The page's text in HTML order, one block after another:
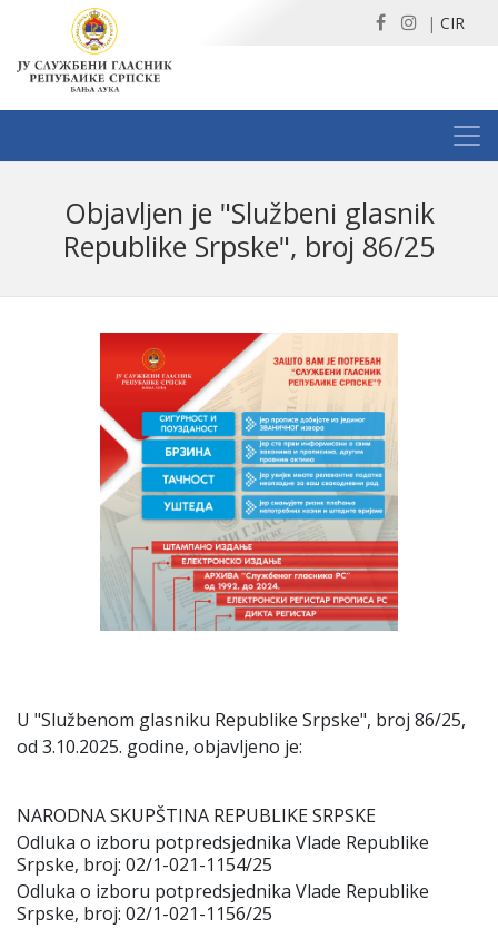
| CIR
Obјavljen јe "Službeni glasnik
Republike Srpske", broј 86/25
U "Službenom glasniku Republike Srpske", broј 86/25,
od 3.10.2025. godine, obјavljeno јe:
NARODNA SKUPŠTINA REPUBLIKE SRPSKE
Odluka o izboru potpredsјednika Vlade Republike
Srpske, broј: 02/1-021-1154/25
Odluka o izboru potpredsјednika Vlade Republike
Srpske, broј: 02/1-021-1156/25